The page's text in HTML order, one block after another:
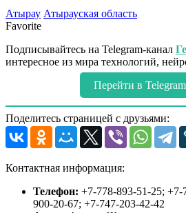
Атырау Атырауская область
Favorite
Подписывайтесь на Telegram-канал
интересное из мира технологий,
Перейти в
Поделитесь страницей с друзьями:
Контактная информация:
Телефон: +7-778-893-51-25;
900-20-67; +7-747-203-42-42